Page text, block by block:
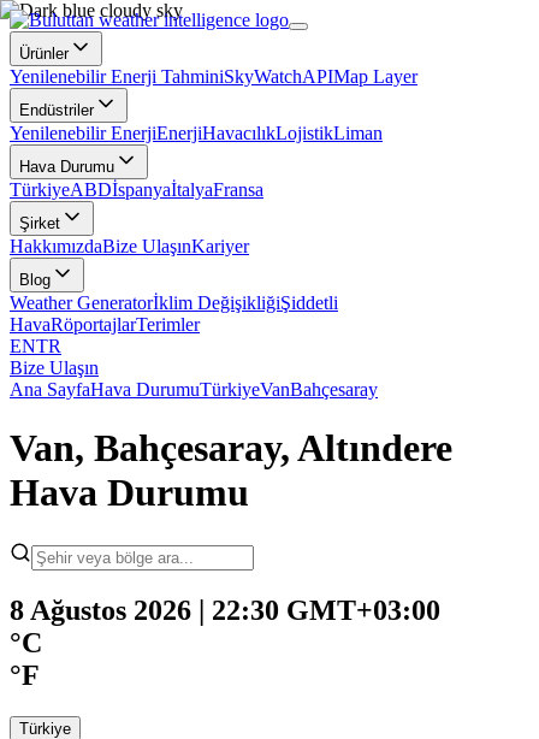
Ürünler
Yenilenebilir Enerji TahminiSkyWatchAPIMap Layer
Endüstriler
Yenilenebilir EnerjiEnerjiHavacılıkLojistikLiman
Hava Durumu
TürkiyeABDİspanyaİtalyaFransa
Şirket
HakkımızdaBize UlaşınKariyer
Blog
Weather Generatorİklim DeğişikliğiŞiddetli
HavaRöportajlarTerimler
ENTR
Bize Ulaşın
Ana SayfaHava DurumuTürkiyeVanBahçesaray
Van, Bahçesaray, Altındere
Hava Durumu
8 Ağustos 2026 | 22:30 GMT+03:00
°C
°F
Türkiye